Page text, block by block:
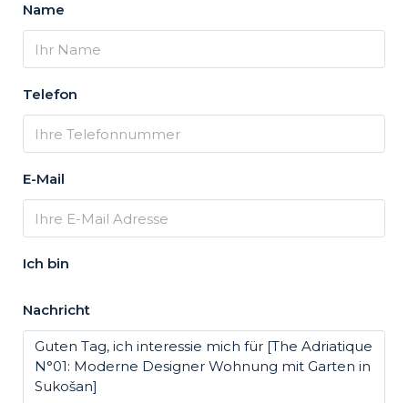
Name
Telefon
E-Mail
Ich bin
Nachricht